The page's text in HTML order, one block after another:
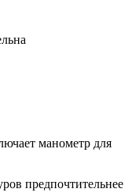
манометр для
предпочтительнее